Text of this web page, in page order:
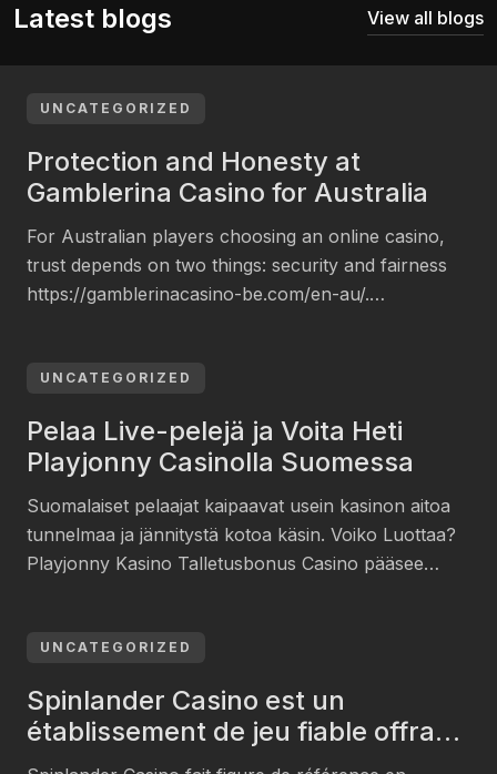
Latest blogs View all blogs
UNCATEGORIZED
Protection and Honesty at
Gamblerina Casino for Australia
For Australian players choosing an online casino,
trust depends on two things: security and fairness
https://gamblerinacasino-be.com/en-au/.
goal is to maintain a safe, transparent, and fair
stress about your data or the […]
UNCATEGORIZED
Pelaa Live-pelejä ja Voita Heti
Playjonny Casinolla Suomessa
Suomalaiset pelaajat kaipaavat usein kasinon aitoa
tunnelmaa ja jännitystä kotoa käsin. Voiko Luottaa?
Playjonny Kasino Talletusbonus Casino pääsee
tietokoneellakin. Palvelu on suunniteltu
tuttuja maksutapoja. Kerromme tässä artikkelissa,
miten live-pelaaminen Playjonnyssa käytännössä
onnistuu. Käydään läpi pelivalikoiman ja tarjoamme
UNCATEGORIZED
Spinlander Casino est un
établissement de jeu fiable offrant
des récompenses immédiats en